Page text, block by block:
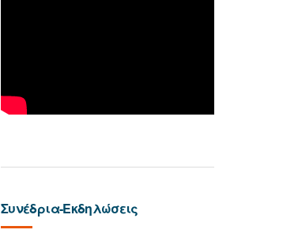
Συνέδρια-Εκδηλώσεις